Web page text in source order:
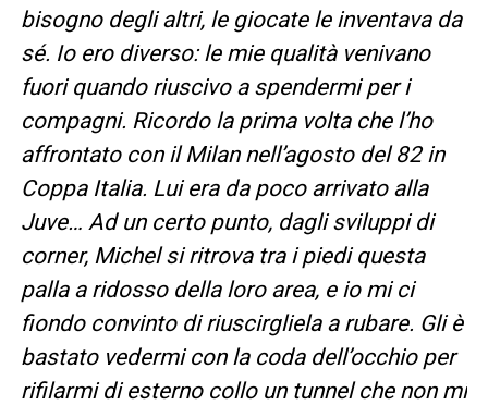
bisogno degli altri, le giocate le inventava da
sé. Io ero diverso: le mie qualità venivano
fuori quando riuscivo a spendermi per i
compagni. Ricordo la prima volta che l’ho
affrontato con il Milan nell’agosto del 82 in
Coppa Italia. Lui era da poco arrivato alla
Juve… Ad un certo punto, dagli sviluppi di
corner, Michel si ritrova tra i piedi questa
palla a ridosso della loro area, e io mi ci
fiondo convinto di riuscirgliela a rubare. Gli è
bastato vedermi con la coda dell’occhio per
rifilarmi di esterno collo un tunnel che non mi